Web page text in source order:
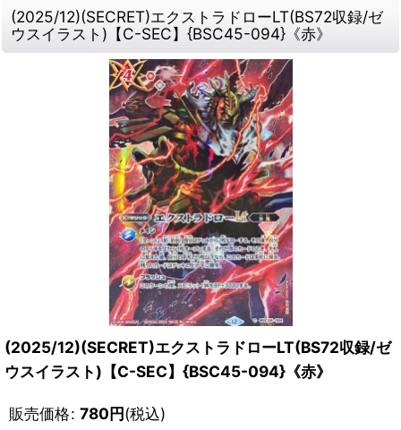
(2025/12)(SECRET)エクストラドローLT(BS72収録/ゼ
ウスイラスト)【C-SEC】{BSC45-094}《赤》
(2025/12)(SECRET)エクストラドローLT(BS72収録/ゼ
ウスイラスト)【C-SEC】{BSC45-094}《赤》
販売価格: 780円(税込)